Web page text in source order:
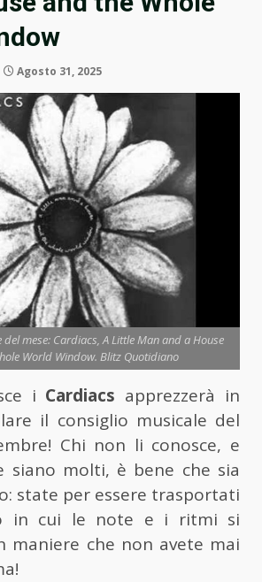
Agosto 31, 2025
mese: Cardiacs, A Little Man and a House
World Window. Blitz Quotidiano
i Cardiacs apprezzerà in
il consiglio musicale del
Chi non li conosce, e
siano molti, è bene che sia
state per essere trasportati
in cui le note e i ritmi si
maniere che non avete mai